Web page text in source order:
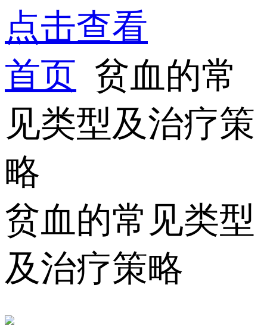
点击查看
首页 贫血的常
见类型及治疗策
略
贫血的常见类型
及治疗策略